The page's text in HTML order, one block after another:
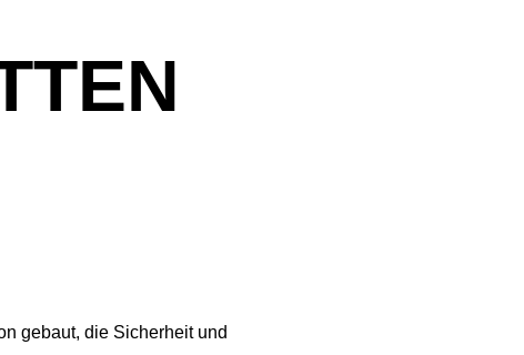
gebaut, die Sicherheit und